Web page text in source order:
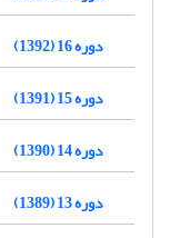
دوره 16 (1392)
دوره 15 (1391)
دوره 14 (1390)
دوره 13 (1389)